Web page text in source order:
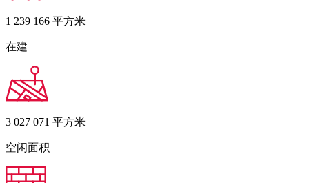
1 239 166 平方米
在建
3 027 071 平方米
空闲面积